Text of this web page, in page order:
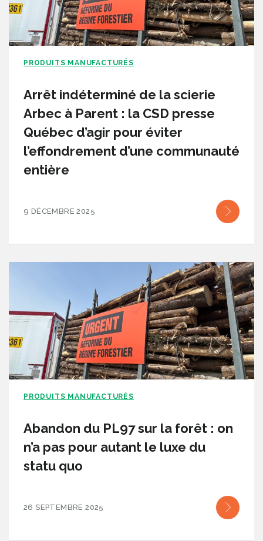
PRODUITS MANUFACTURÉS
Arrêt indéterminé de la scierie
Arbec à Parent : la CSD presse
Québec d’agir pour éviter
l’effondrement d’une communauté
entière
9 DÉCEMBRE 2025
PRODUITS MANUFACTURÉS
Abandon du PL97 sur la forêt : on
n’a pas pour autant le luxe du
statu quo
26 SEPTEMBRE 2025